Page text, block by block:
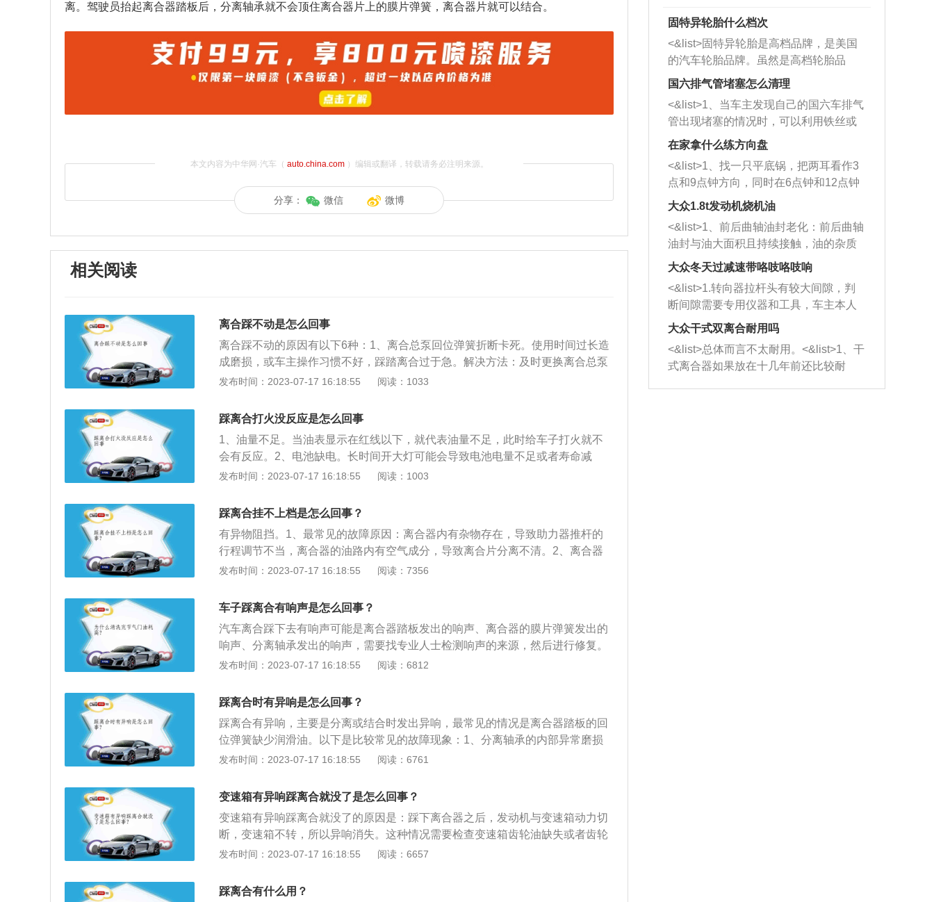
离。驾驶员抬起离合器踏板后，分离轴承就不会顶住离合器片上的膜片弹簧，离合器片就可以结合。
本文内容为中华网·汽车（ auto.china.com）编辑或翻译，转载请务必注明来源。
分享： 微信 微博
相关阅读
离合踩不动是怎么回事
离合踩不动的原因有以下6种：1、离合总泵回位弹簧折断卡死。使用时间过长造
成磨损，或车主操作习惯不好，踩踏离合过于急。解决方法：及时更换离合总泵
回位弹簧。2、离合器线卡住了。内部线路损坏导致。解决方法：建议车主及时
磨损，以及质量问题。解决方法：及时更换新的或质量更好的离合压盘。4、分
离轴承座与一轴套管发卡或分离轴承损坏，踩下去以后离合不能弹回。解决方
法：建议车主及时去4s店进行检修，非专业人士无法解决。5、离合拔叉轴与离
合器壳生锈。车辆一般在室外放置，空气中水分会附着与车辆机器上，导致生锈
引起。解决方法：及时更换离合拔叉轴与离合器壳或加机油润滑。6、离合总泵
作，就会有踩不动的情况。解决方法：建议车主及时去4s店进行检修，非专业人
士无法解决。离合器的作用是控制发动机和变速箱进行分离与聚合，从而控制发
动机传输动力给变速器。汽车的离合器一般在车主车辆起步，或是驾驶换挡的时
挡的离合器对汽车正常安全行驶有很大的影响。
发布时间：2023-07-17 16:18:55 阅读：1033
踩离合打火没反应是怎么回事
1、油量不足。当油表显示在红线以下，就代表油量不足，此时给车子打火就不
会有反应。2、电池缺电。长时间开大灯可能会导致电池电量不足或者寿命减
短，导致车辆无法打火。需要定期更换一次电池，并且不要使用大功率电器，否
档，如果位于其他档位的话，车辆同样无法打火。4、缺少防冻液。如果水箱内
的防冻液过少或者是加水、使用劣质防冻液，在恶劣天气会导致发动机故障，自
然就无法成功打火。5、积碳过多。如果车辆积碳过多，也会导致打火失败的情
况，注意及时清理积碳。6、燃烧不正常。混合气过浓或者过稀都会导致燃烧不
正常，发动机剧烈抖动，没有办法正常打火。7、碳罐故障。碳罐或者是碳罐电
油泵如果出现故障的话，可能会导致燃油无法供应，导致打火失败，需要及时维
修燃油泵。9、液压泵故障。液压泵如果出现严重故障，会导致液压油缺失，可
能会造成打火没反应的情况。10、滤芯堵塞。可能是发动机各个部位的滤芯发生
发布时间：2023-07-17 16:18:55 阅读：1003
踩离合挂不上档是怎么回事？
有异物阻挡。1、最常见的故障原因：离合器内有杂物存在，导致助力器推杆的
行程调节不当，离合器的油路内有空气成分，导致离合片分离不清。2、离合器
简介：离合器是位于发动机和变速箱之间的机器，离合器的输出轴就是变速箱的
所有汽车都会配备离合器，离合器是汽车传动系统与发动机系统连接的总成件，
在汽车的使用过程中减少换挡的冲击，对发动机起保护作用。
发布时间：2023-07-17 16:18:55 阅读：7356
车子踩离合有响声是怎么回事？
汽车离合踩下去有响声可能是离合器踏板发出的响声、离合器的膜片弹簧发出的
响声、分离轴承发出的响声，需要找专业人士检测响声的来源，然后进行修复。
以下是关于离合器的相关介绍：1、离合器是每个手动挡汽车基本都有的部件，
合器在发动机与变速箱中间，离合器的压盘是固定在发动机飞轮上，压盘下面就
是离合器片。
发布时间：2023-07-17 16:18:55 阅读：6812
踩离合时有异响是怎么回事？
踩离合有异响，主要是分离或结合时发出异响，最常见的情况是离合器踏板的回
位弹簧缺少润滑油。以下是比较常见的故障现象：1、分离轴承的内部异常磨损
导致故障，异响声是哗哗的声音。造成这种现象主要是因为挂挡之后，脚还是继
因磨损而松旷。传动销与销孔因磨损而松旷。3、离合器踏板总成有问题。这种
情况下只有更换离合器踏板总成才行。建议及时去4S店或是专业的汽修店进行检
查，确定问题到底出在哪，再对症修复。
发布时间：2023-07-17 16:18:55 阅读：6761
变速箱有异响踩离合就没了是怎么回事？
变速箱有异响踩离合就没了的原因是：踩下离合器之后，发动机与变速箱动力切
断，变速箱不转，所以异响消失。这种情况需要检查变速箱齿轮油缺失或者齿轮
油是否变质。变速箱是用来改变来自发动机的转速和转矩的机构，它能固定或分
成，变速传动机构的主要作用是改变转矩和转速的数值和方向，操纵机构的主要
发布时间：2023-07-17 16:18:55 阅读：6657
踩离合有什么用？
固特异轮胎什么档次
<&list>固特异轮胎是高档品牌，是美国
的汽车轮胎品牌。虽然是高档轮胎品
牌，但是中高低端的轮胎都有生产，这
也是为了更好的开拓市场。
国六排气管堵塞怎么清理
<&list>1、当车主发现自己的国六车排气
管出现堵塞的情况时，可以利用铁丝或
者是细棍，直接将杂物给取出来，如果
堵塞情况比较严重，也可以采取应急措
施。 <&list>2、直接利用木棍将所有的
杂物推到排气管里面的位置处，然后将
三元催化器拆解开，就可以将堵塞的东
西取出来。但如果是因为积碳过多引起
的堵塞，就需要将三元催化器泡在草酸
洗剂对堵塞的情况得到解决，将清洗剂
放在燃油箱中，与燃油混合后，车辆启
动时，就可以和汽油一起进入到燃烧
室，最后形成废气排出，就可以让三元
催化器得到清洗，排气管堵塞的情况就
能够得到解决。
在家拿什么练方向盘
<&list>1、找一只平底锅，把两耳看作3
点和9点钟方向，同时在6点钟和12点钟
方向做一个标记。 <&list>2、双手握住
一圈半的练习，往右同样也要打相同的
圈数。 <&list>3、最后强调要反复练
习，这样就可以形成肌肉记忆，在真实
驾驶车辆时，不需要记忆也能打好方
向。
大众1.8t发动机烧机油
<&list>1、前后曲轴油封老化：前后曲轴
油封与油大面积且持续接触，油的杂质
和发动机内持续温度变化使其密封效果
逐渐减弱，导致渗油或漏油。<&list>2、
活塞间隙过大：积碳会使活塞环与缸体
的间隙扩大，导致机油流入燃烧室中，
造成烧机油。<&list>3、机油粘度。使用
机油粘度过小的话，同样会有烧机油现
象，机油粘度过小具有很好的流动性，
大众冬天过减速带咯吱咯吱响
<&list>1.转向器拉杆头有较大间隙，判
断间隙需要专用仪器和工具，车主本人
无法制作，需要将车辆送到修理厂或4s
店；<&list>2.车辆半轴套管防尘罩破
裂，破裂后会出现漏油现象，使半轴磨
损严重，磨损的半轴容易损坏，产生异
响；<&list>3.稳定器的转向胶套和球头
大众干式双离合耐用吗
<&list>总体而言不太耐用。<&list>1、干
式离合器如果放在十几年前还比较耐